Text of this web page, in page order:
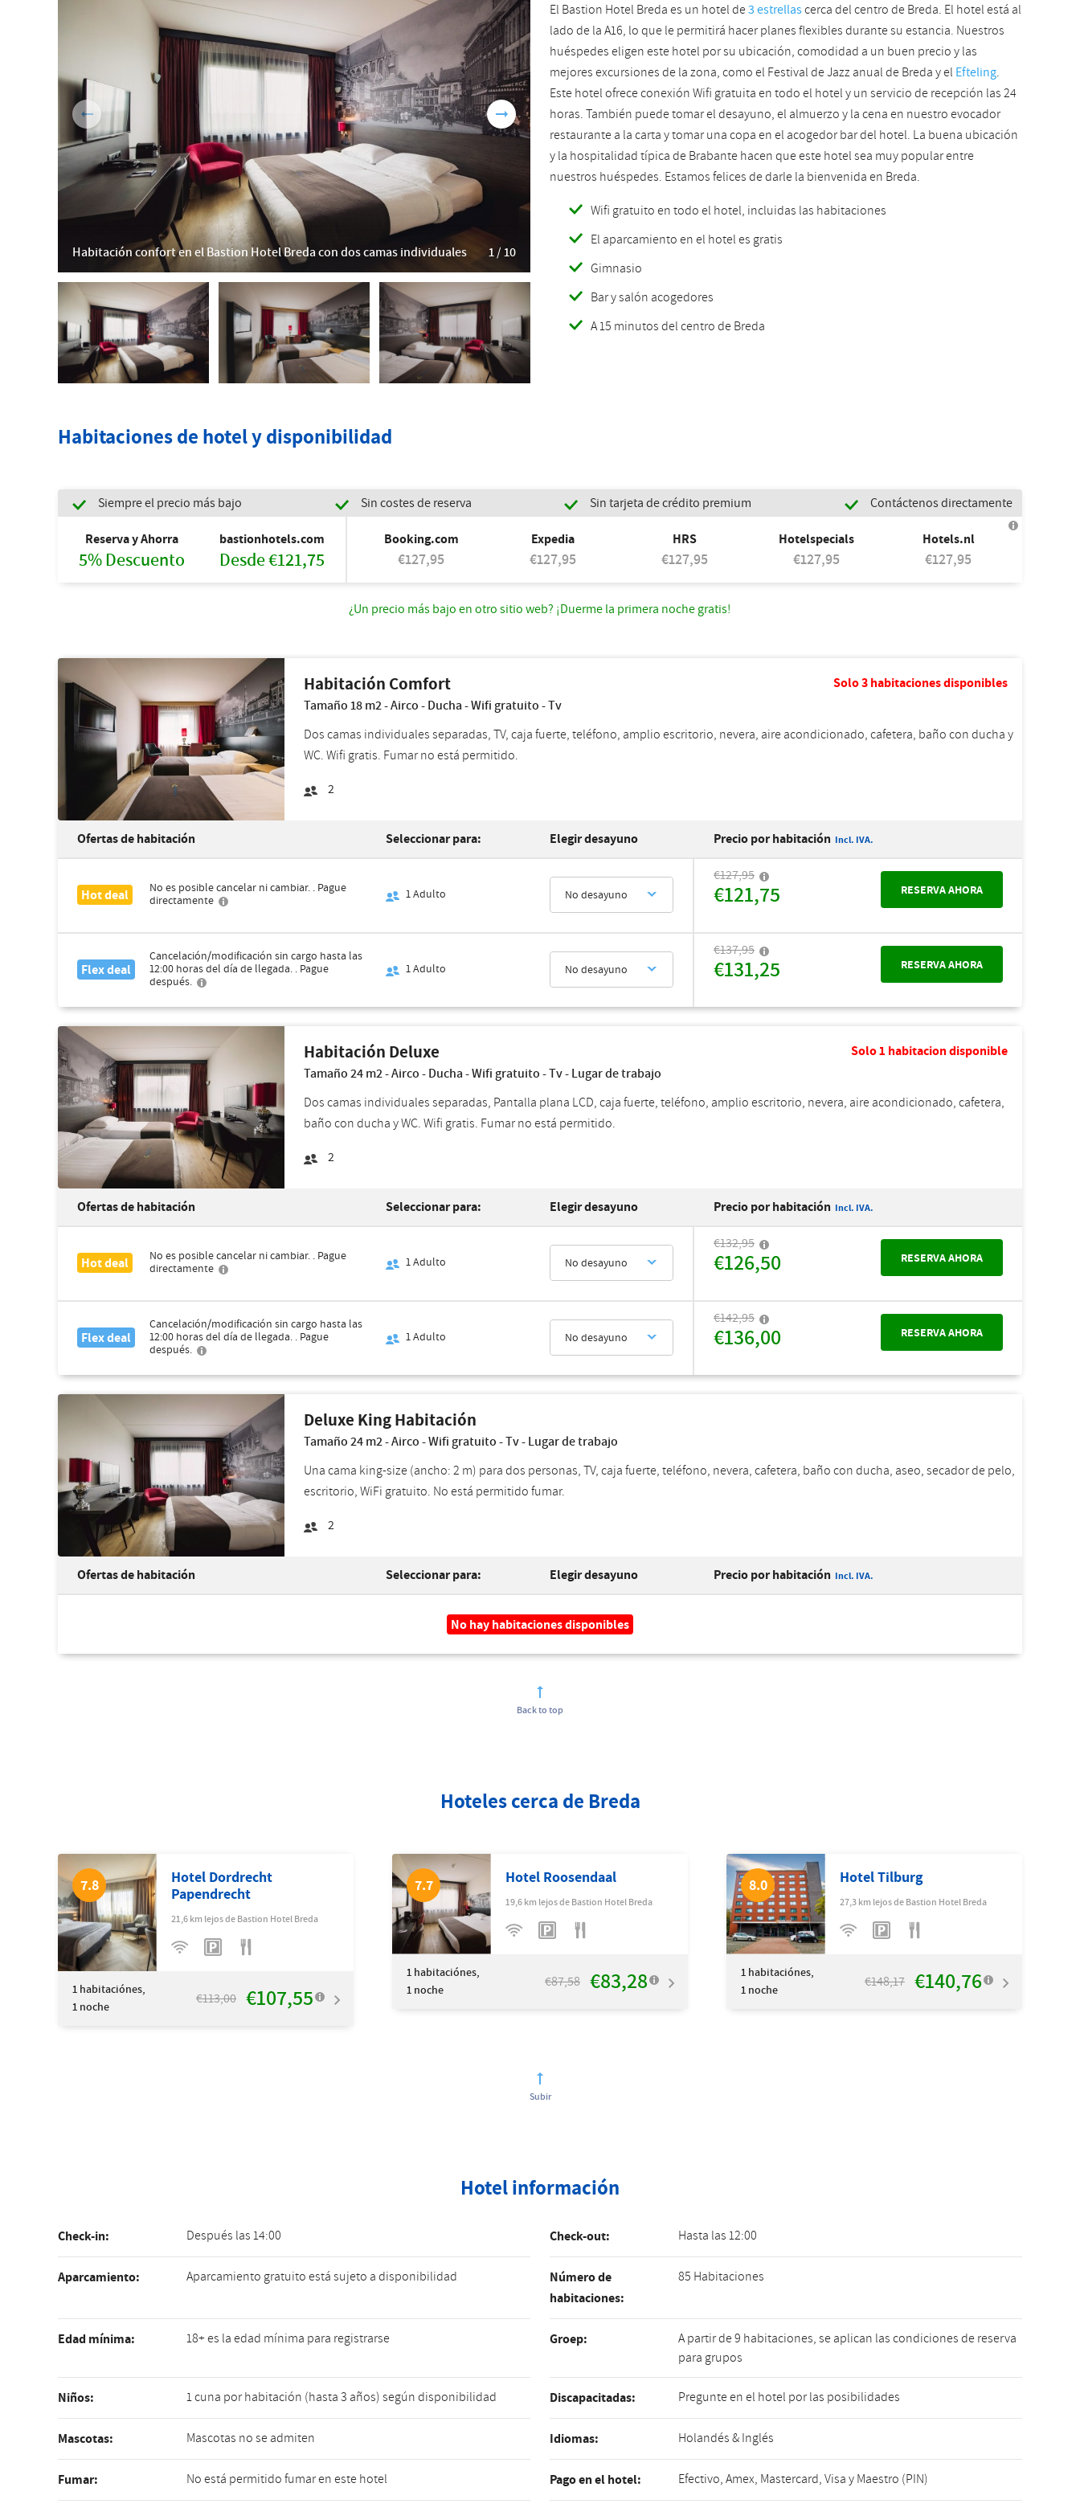
Romanian Turkish Slovak
Habitación confort en el Bastion Hotel Breda con dos camas individuales 1 / 10
El Bastion Hotel Breda es un hotel de3 estrellascerca del centro de Breda. El hotel está al
lado de la A16, lo que le permitirá hacer planes flexibles durante su estancia. Nuestros
huéspedes eligen este hotel por su ubicación, comodidad a un buen precio y las
mejores excursiones de la zona, como el Festival de Jazz anual de Breda y el Efteling.
Este hotel ofrece conexión Wifi gratuita en todo el hotel y un servicio de recepción las 24
horas. También puede tomar el desayuno, el almuerzo y la cena en nuestro evocador
restaurante a la carta y tomar una copa en el acogedor bar del hotel. La buena ubicación
y la hospitalidad típica de Brabante hacen que este hotel sea muy popular entre
nuestros huéspedes. Estamos felices de darle la bienvenida en Breda.
Wifi gratuito en todo el hotel, incluidas las habitaciones
El aparcamiento en el hotel es gratis
Gimnasio
Bar y salón acogedores
A 15 minutos del centro de Breda
Habitaciones de hotel y disponibilidad
Siempre el precio más bajo Sin costes de reserva Sin tarjeta de crédito premium Contáctenos directamente
Reserva y Ahorra
5% Descuento
bastionhotels.com
Desde €121,75
Booking.com
€127,95
Expedia
€127,95
HRS
€127,95
Hotelspecials
€127,95
Hotels.nl
€127,95
¿Un precio más bajo en otro sitio web? ¡Duerme la primera noche gratis!
Habitación Comfort
Tamaño 18 m2 - Airco - Ducha - Wifi gratuito - Tv
Dos camas individuales separadas, TV, caja fuerte, teléfono, amplio escritorio, nevera, aire acondicionado, cafetera, baño con ducha y
WC. Wifi gratis. Fumar no está permitido.
2
Solo 3 habitaciones disponibles
Ofertas de habitación Seleccionar para: Elegir desayuno Precio por habitación Incl. IVA.
Hot deal
No es posible cancelar ni cambiar. . Pague
directamente
1Adulto No desayuno
€127,95
€121,75 RESERVA AHORA
Flex deal
Cancelación/modificación sin cargo hasta las
12:00 horas del día de llegada. . Pague
después.
1Adulto No desayuno
€137,95
€131,25 RESERVA AHORA
Habitación Deluxe
Tamaño 24 m2 - Airco - Ducha - Wifi gratuito - Tv - Lugar de trabajo
Dos camas individuales separadas, Pantalla plana LCD, caja fuerte, teléfono, amplio escritorio, nevera, aire acondicionado, cafetera,
baño con ducha y WC. Wifi gratis. Fumar no está permitido.
2
Solo 1 habitacion disponible
Ofertas de habitación Seleccionar para: Elegir desayuno Precio por habitación Incl. IVA.
Hot deal
No es posible cancelar ni cambiar. . Pague
directamente
1Adulto No desayuno
€132,95
€126,50 RESERVA AHORA
Flex deal
Cancelación/modificación sin cargo hasta las
12:00 horas del día de llegada. . Pague
después.
1Adulto No desayuno
€142,95
€136,00 RESERVA AHORA
Deluxe King Habitación
Tamaño 24 m2 - Airco - Wifi gratuito - Tv - Lugar de trabajo
Una cama king-size (ancho: 2 m) para dos personas, TV, caja fuerte, teléfono, nevera, cafetera, baño con ducha, aseo, secador de pelo,
escritorio, WiFi gratuito. No está permitido fumar.
2
Ofertas de habitación Seleccionar para: Elegir desayuno Precio por habitación Incl. IVA.
No hay habitaciones disponibles
Back to top
Hoteles cerca de Breda
7.8
Hotel Dordrecht
Papendrecht
21,6 km lejos de Bastion Hotel Breda
1 habitaciónes,
1 noche
€113,00 €107,55
7.7 Hotel Roosendaal
19,6 km lejos de Bastion Hotel Breda
1 habitaciónes,
1 noche
€87,58 €83,28
8.0 Hotel Tilburg
27,3 km lejos de Bastion Hotel Breda
1 habitaciónes,
1 noche
€148,17 €140,76
Subir
Hotel información
Check-in: Después las 14:00 Check-out: Hasta las 12:00
Aparcamiento: Aparcamiento gratuito está sujeto a disponibilidad
Número de
habitaciones:
85 Habitaciones
Edad mínima: 18+ es la edad mínima para registrarse Groep:
A partir de 9 habitaciones, se aplican las condiciones de reserva
para grupos
Niños: 1 cuna por habitación (hasta 3 años) según disponibilidad Discapacitadas: Pregunte en el hotel por las posibilidades
Mascotas: Mascotas no se admiten Idiomas: Holandés & Inglés
Fumar: No está permitido fumar en este hotel Pago en el hotel: Efectivo, Amex, Mastercard, Visa y Maestro (PIN)